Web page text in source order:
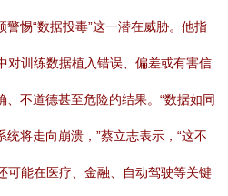
惕“数据投毒”这一潜在威胁。他指
对训练数据植入错误、偏差或有害信
不道德甚至危险的结果。“数据如同
将走向崩溃，”蔡立志表示，“这不
可能在医疗、金融、自动驾驶等关键